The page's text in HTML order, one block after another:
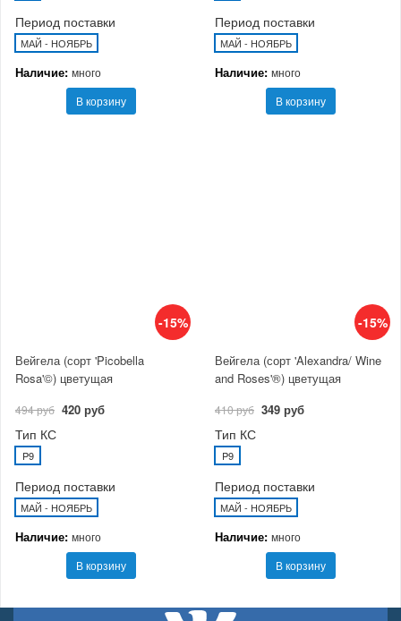
Период поставки
МАЙ - НОЯБРЬ
Наличие: много
В корзину
Период поставки
МАЙ - НОЯБРЬ
Наличие: много
В корзину
-15%
Вейгела (сорт 'Picobella
Rosa'©) цветущая
494 руб 420 руб
Тип КС
P9
Период поставки
МАЙ - НОЯБРЬ
Наличие: много
В корзину
-15%
Вейгела (сорт 'Alexandra/ Wine
and Roses'®) цветущая
410 руб 349 руб
Тип КС
P9
Период поставки
МАЙ - НОЯБРЬ
Наличие: много
В корзину